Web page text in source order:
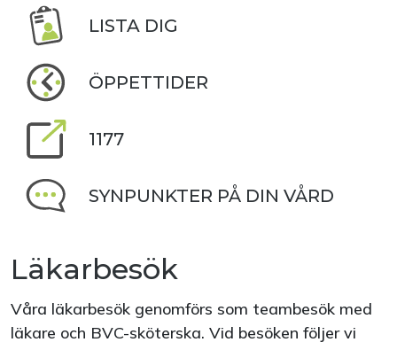
LISTA DIG
ÖPPETTIDER
1177
SYNPUNKTER PÅ DIN VÅRD
Läkarbesök
Våra läkarbesök genomförs som teambesök med
läkare och BVC-sköterska. Vid besöken följer vi